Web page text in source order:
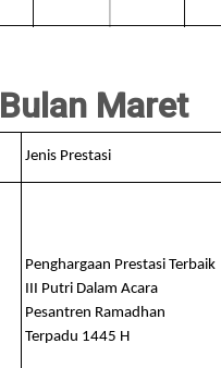
Bulan Maret
Jenis Prestasi
Penghargaan Prestasi Terbaik
III Putri Dalam Acara
Pesantren Ramadhan
Terpadu 1445 H